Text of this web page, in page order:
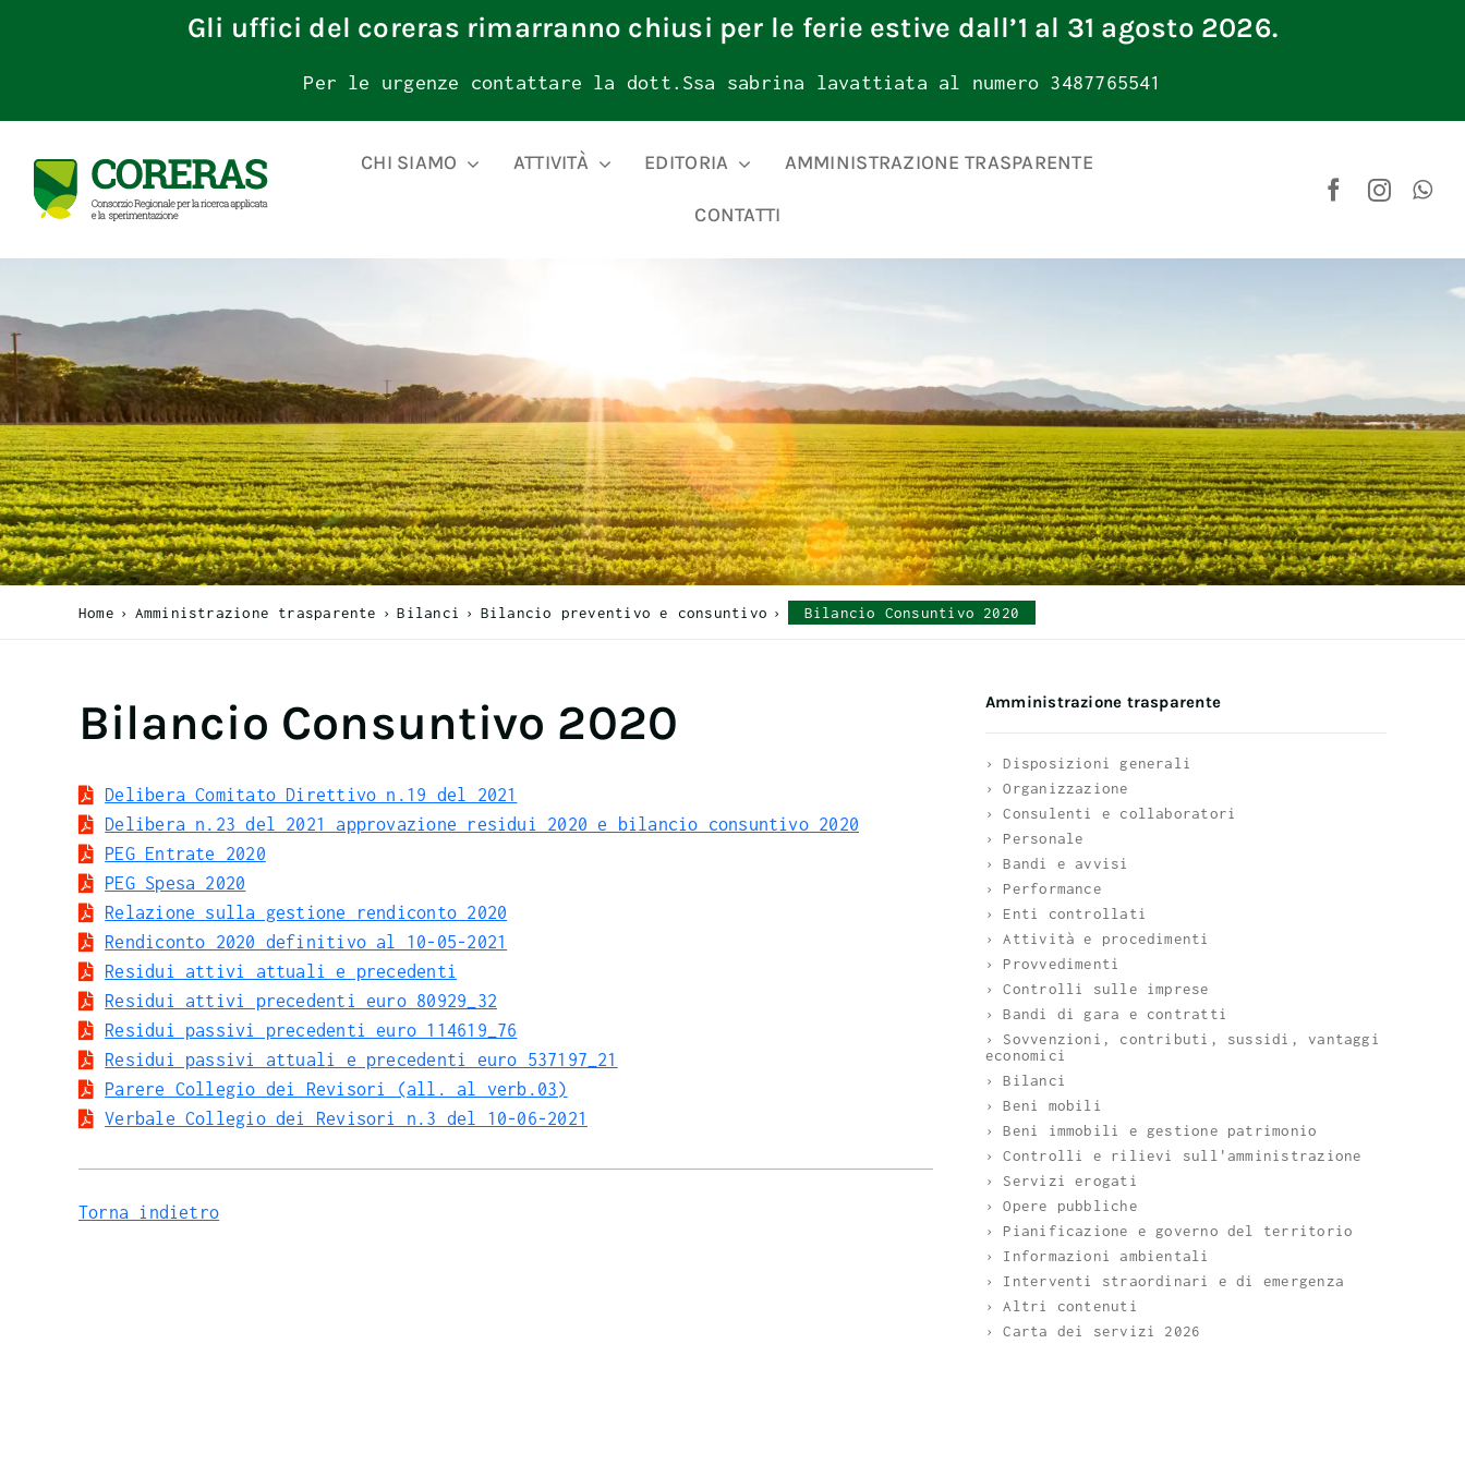
Gli uffici del coreras rimarranno chiusi per le ferie estive dall’1 al 31 agosto 2026.
Per le urgenze contattare la dott.Ssa sabrina lavattiata al numero 3487765541
CHI SIAMO ATTIVITÀ EDITORIA AMMINISTRAZIONE TRASPARENTE
CONTATTI
Home Amministrazione trasparente Bilanci Bilancio preventivo e consuntivo Bilancio Consuntivo 2020
Bilancio Consuntivo 2020
Delibera Comitato Direttivo n.19 del 2021
Delibera n.23 del 2021 approvazione residui 2020 e bilancio consuntivo 2020
PEG Entrate 2020
PEG Spesa 2020
Relazione sulla gestione rendiconto 2020
Rendiconto 2020 definitivo al 10-05-2021
Residui attivi attuali e precedenti
Residui attivi precedenti euro 80929_32
Residui passivi precedenti euro 114619_76
Residui passivi attuali e precedenti euro 537197_21
Parere Collegio dei Revisori (all. al verb.03)
Verbale Collegio dei Revisori n.3 del 10-06-2021
Torna indietro
Amministrazione trasparente
› Disposizioni generali
› Organizzazione
› Consulenti e collaboratori
› Personale
› Bandi e avvisi
› Performance
› Enti controllati
› Attività e procedimenti
› Provvedimenti
› Controlli sulle imprese
› Bandi di gara e contratti
› Sovvenzioni, contributi, sussidi, vantaggi
economici
› Bilanci
› Beni mobili
› Beni immobili e gestione patrimonio
› Controlli e rilievi sull'amministrazione
› Servizi erogati
› Opere pubbliche
› Pianificazione e governo del territorio
› Informazioni ambientali
› Interventi straordinari e di emergenza
› Altri contenuti
› Carta dei servizi 2026